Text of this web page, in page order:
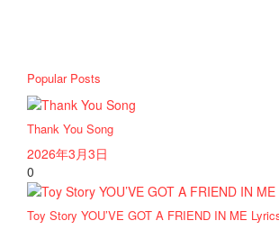
Popular Posts
Thank You Song
2026年3月3日
0
Toy Story YOU’VE GOT A FRIEND IN ME